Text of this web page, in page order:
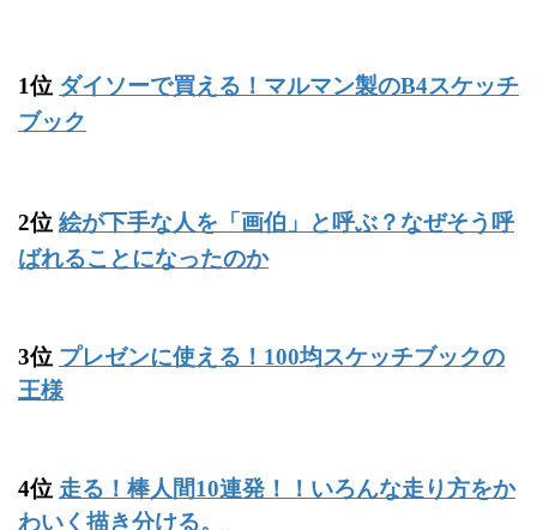
1位 ダイソーで買える！マルマン製のB4スケッチ
ブック
2位 絵が下手な人を「画伯」と呼ぶ？なぜそう呼
ばれることになったのか
3位 プレゼンに使える！100均スケッチブックの
王様
4位 走る！棒人間10連発！！いろんな走り方をか
わいく描き分ける。